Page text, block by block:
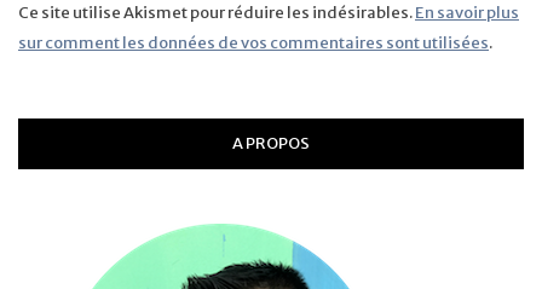
Ce site utilise Akismet pour réduire les indésirables.En savoir plus
sur comment les données de vos commentaires sont utilisées.
A PROPOS